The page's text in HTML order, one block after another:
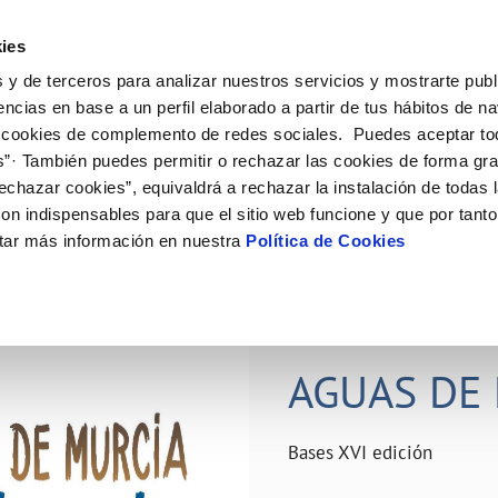
y de terceros para analizar nuestros servicios y mostrarte
en base a un perfil elaborado a partir de tus hábitos de
de complemento de redes sociales. Puedes aceptar
También puedes permitir o rechazar las cookies de forma
cookies”, equivaldrá a rechazar la instalación de todas
indispensables para que el sitio web funcione y que por
más información en nuestra Política de Cookies
de titular
de suministro
MODIFICACIÓN DE DATOS
Actualizar datos bancários
Actualizar datos de
VER TODAS LAS GESTIONES
Tu Servicio
AL CLIENTE
contacto
COMPROMISO DE SERVICIO
Carta de compromisos
Customer Counsel (Defensa del
Tu Agua
del agua
consumidor
CUIDADOS DEL AGUA
Consejos de ahorro
Depósitos comunitarios
comunitarios
Conócenos
DE GESTIÓN Y CERTIFICADOS
PERFIL DEL CONTRATANTE
Plataforma de contratación del
público
Licitaciones en curso
AGUAS
Bases XVI edición